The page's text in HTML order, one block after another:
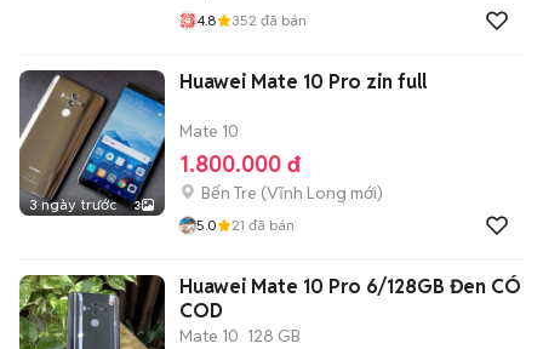
4.8 352 đã bán
3 ngày trước 3
Huawei Mate 10 Pro zin full
Mate 10
1.800.000 đ
Bến Tre (Vĩnh Long mới)
5.0 21 đã bán
Huawei Mate 10 Pro 6/128GB Đen CÓ
COD
Mate 10 128 GB